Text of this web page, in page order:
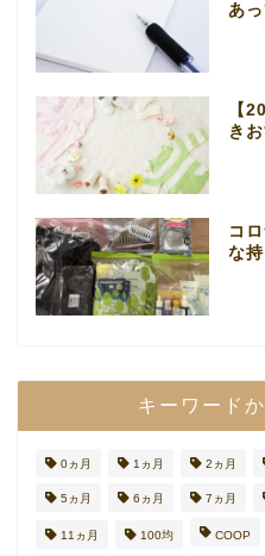
あ
【
き
コ
な
キーワード
0ヵ月 1ヵ月 2ヵ月
5ヵ月 6ヵ月 7ヵ月
11ヵ月 100均 COOP